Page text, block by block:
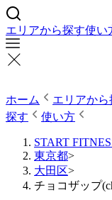
エリアから探す使い
ホーム エリアから
探す
使い方
START
東京都>
大田区>
チョコザップ